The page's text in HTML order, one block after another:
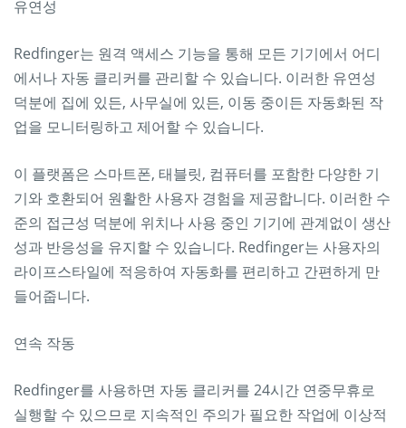
유연성
Redfinger는 원격 액세스 기능을 통해 모든 기기에서 어디
에서나 자동 클리커를 관리할 수 있습니다. 이러한 유연성
덕분에 집에 있든, 사무실에 있든, 이동 중이든 자동화된 작
업을 모니터링하고 제어할 수 있습니다.
이 플랫폼은 스마트폰, 태블릿, 컴퓨터를 포함한 다양한 기
기와 호환되어 원활한 사용자 경험을 제공합니다. 이러한 수
준의 접근성 덕분에 위치나 사용 중인 기기에 관계없이 생산
성과 반응성을 유지할 수 있습니다. Redfinger는 사용자의
라이프스타일에 적응하여 자동화를 편리하고 간편하게 만
들어줍니다.
연속 작동
Redfinger를 사용하면 자동 클리커를 24시간 연중무휴로
실행할 수 있으므로 지속적인 주의가 필요한 작업에 이상적